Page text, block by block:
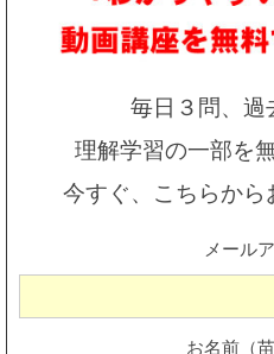
毎日３問、過
理解学習の一部を
今すぐ、こちらから
メール
お名前（